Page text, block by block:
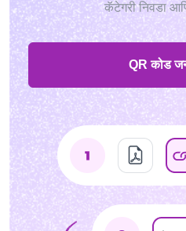
कॅटेगरी निवडा
QR कोड